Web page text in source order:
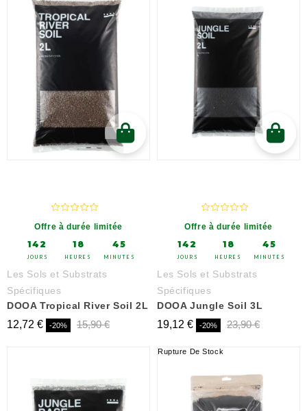
Offre à durée limitée
142
JOURS
18
HEURES
45
MINUTES
Les Sols et Substrats
Spécifiques
DOOA Tropical River Soil 2L
12,72 € -20% 15,90 €
Offre à durée limitée
142
JOURS
18
HEURES
45
MINUTES
Les Sols et Substrats
Spécifiques
DOOA Jungle Soil 3L
19,12 € -20% 23,90 €
Rupture De Stock